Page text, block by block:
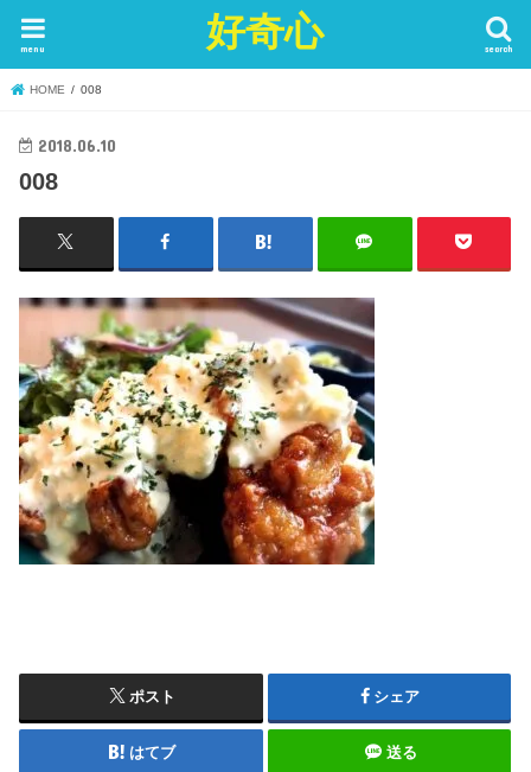
好奇心 search
menu
HOME 008
2018.06.10
008
ポスト シェア
はてブ 送る